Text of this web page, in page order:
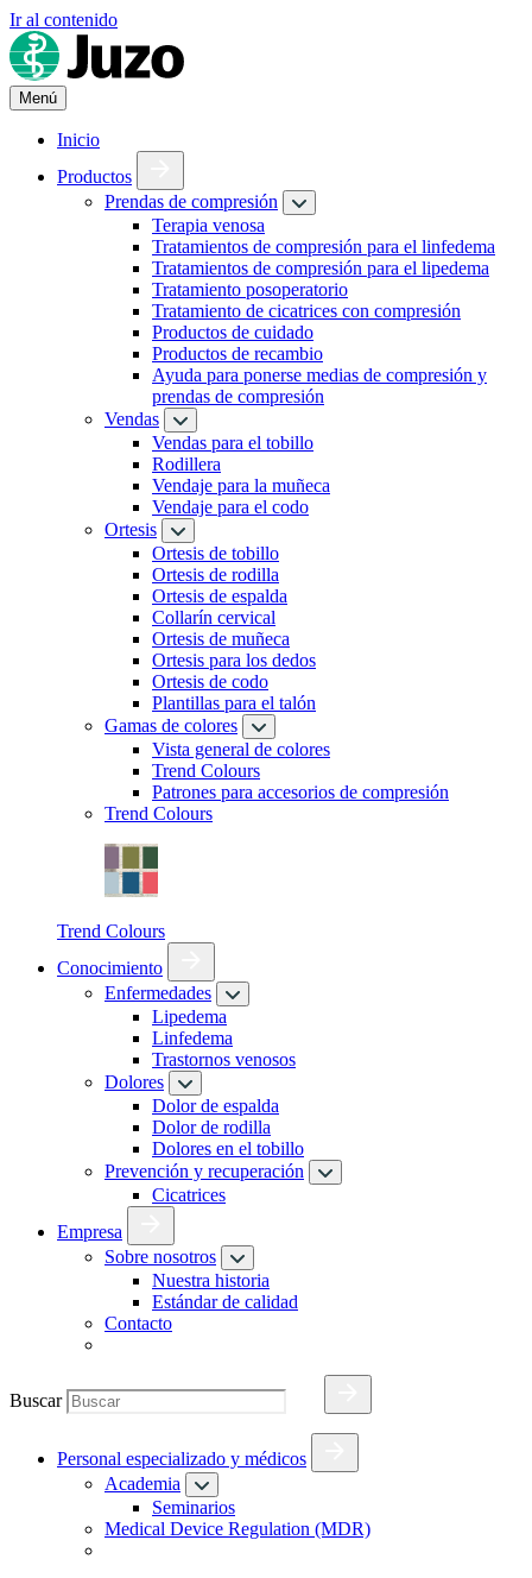
Ir al contenido
Menú
Inicio
Productos
Prendas de compresión
Terapia venosa
Tratamientos de compresión para el linfedema
Tratamientos de compresión para el lipedema
Tratamiento posoperatorio
Tratamiento de cicatrices con compresión
Productos de cuidado
Productos de recambio
Ayuda para ponerse medias de compresión y
prendas de compresión
Vendas
Vendas para el tobillo
Rodillera
Vendaje para la muñeca
Vendaje para el codo
Ortesis
Ortesis de tobillo
Ortesis de rodilla
Ortesis de espalda
Collarín cervical
Ortesis de muñeca
Ortesis para los dedos
Ortesis de codo
Plantillas para el talón
Gamas de colores
Vista general de colores
Trend Colours
Patrones para accesorios de compresión
Trend Colours
Trend Colours
Conocimiento
Enfermedades
Lipedema
Linfedema
Trastornos venosos
Dolores
Dolor de espalda
Dolor de rodilla
Dolores en el tobillo
Prevención y recuperación
Cicatrices
Empresa
Sobre nosotros
Nuestra historia
Estándar de calidad
Contacto
Buscar
Personal especializado y médicos
Academia
Seminarios
Medical Device Regulation (MDR)